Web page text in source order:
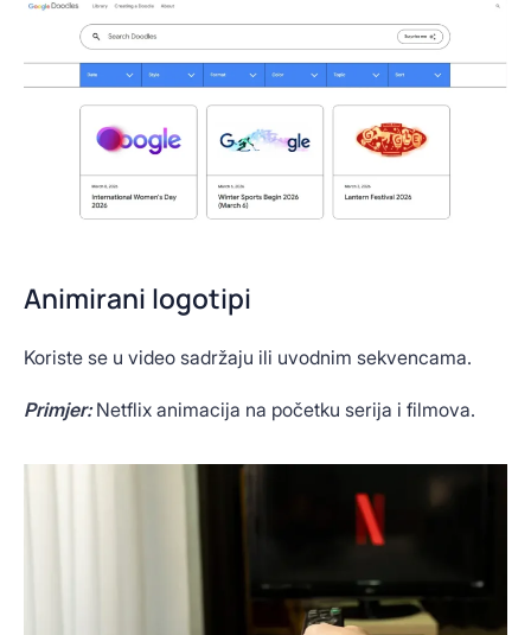
Animirani logotipi
Koriste se u video sadržaju ili uvodnim sekvencama.
Primjer:Netflix animacija na početku serija i filmova.